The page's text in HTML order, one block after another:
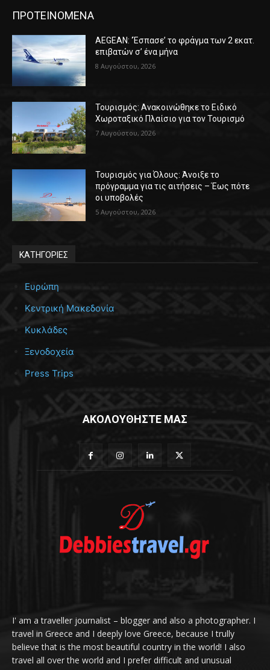
ΠΡΟΤΕΙΝΟΜΕΝΑ
AEGEAN: ‘Έσπασε’ το φράγμα των 2 εκατ.
επιβατών σ’ ένα μήνα
8 Αυγούστου, 2026
Τουρισμός: Ανακοινώθηκε το Ειδικό
Χωροταξικό Πλαίσιο για τον Τουρισμό
7 Αυγούστου, 2026
Τουρισμός για Όλους: Άνοιξε το
πρόγραμμα για τις αιτήσεις – Έως πότε
οι υποβολές
5 Αυγούστου, 2026
ΚΑΤΗΓΟΡΙΕΣ
Ευρώπη
Κεντρική Μακεδονία
Κυκλάδες
Ξενοδοχεία
Press Trips
ΑΚΟΛΟΥΘΗΣΤΕ ΜΑΣ
I' am a traveller journalist – blogger and also a photographer. I
travel in Greece and I deeply love Greece, because I trully
believe that is the most beautiful country in the world! I also
travel all over the world and I prefer difficult and unusual